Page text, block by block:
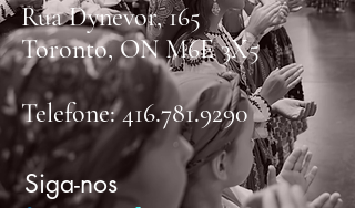
Rua Dynevor, 165
Toronto, ON M6E 3X5
Telefone:416.781.9290
Siga-nos